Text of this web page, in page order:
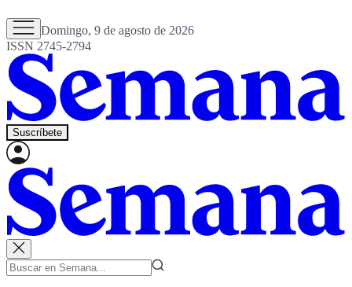
Domingo, 9 de agosto de 2026
ISSN 2745-2794
Suscríbete